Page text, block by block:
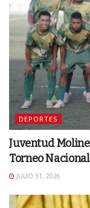
DEPORTES
Juventud
Torneo
JULIO 31, 2026